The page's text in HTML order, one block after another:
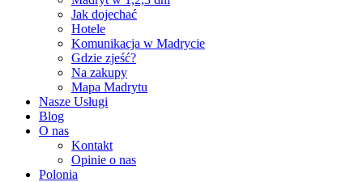
Jak dojechać
Hotele
Komunikacja w Madrycie
Gdzie zjeść?
Na zakupy
Mapa Madrytu
Nasze Usługi
Blog
O nas
Kontakt
Opinie o nas
Polonia